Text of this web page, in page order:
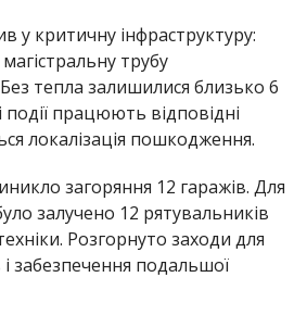
у критичну інфраструктуру:
трубу
тепла залишилися близько 6
події працюють відповідні
локалізація пошкодження.
загоряння 12 гаражів. Для
залучено 12 рятувальників
Розгорнуто заходи для
і забезпечення подальшої